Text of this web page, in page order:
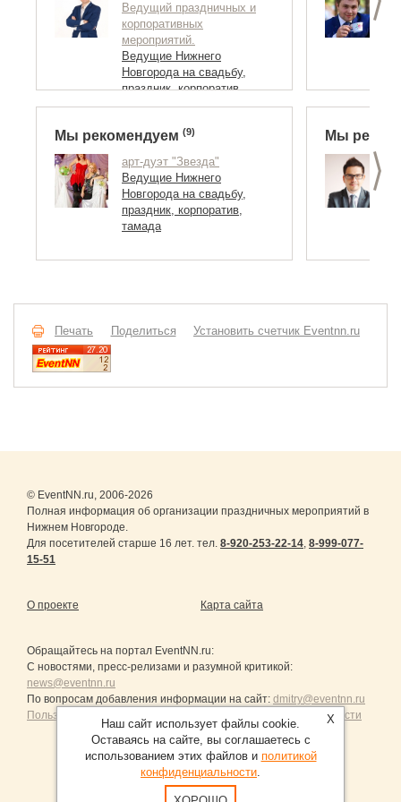
Ведущий праздничных и
корпоративных
мероприятий.
Ведущие Нижнего
Новгорода на свадьбу,
праздник, корпоратив,
тамада
>
Мы рекомендуем (9)
арт-дуэт "Звезда"
Ведущие Нижнего
Новгорода на свадьбу,
праздник, корпоратив,
тамада
Мы
Печать Поделиться Установить счетчик Eventnn.ru
© EventNN.ru, 2006-2026
Полная информация об организации праздничных мероприятий в
Нижнем Новгороде.
Для посетителей старше 16 лет. тел. 8-920-253-22-14, 8-999-077-
15-51
О проекте Карта сайта
Обращайтесь на портал EventNN.ru:
С новостями, пресс-релизами и разумной критикой:
news@eventnn.ru
По вопросам добавления информации на сайт: dmitry@eventnn.ru
Пользовательское Соглашение и политика конфиденциальности
Продвижение сайтов Санкт-Петербург
X
Наш сайт использует файлы cookie.
Оставаясь на сайте, вы соглашаетесь с
использованием этих файлов и политикой
конфиденциальности.